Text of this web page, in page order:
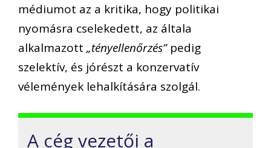
médiumot az a kritika, hogy politikai
nyomásra cselekedett, az általa
alkalmazott „tényellenőrzés”pedig
szelektív, és jórészt a konzervatív
vélemények lehalkítására szolgál.
A cég vezetői a